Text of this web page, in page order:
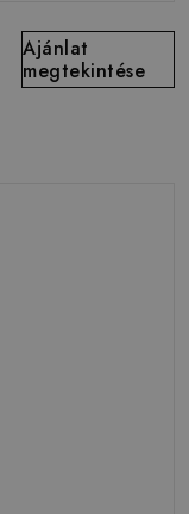
Ajánlat
megtekintése